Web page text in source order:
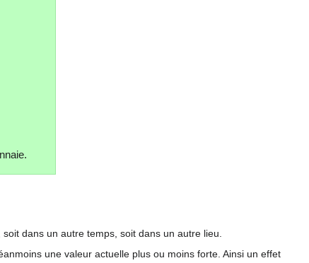
dans un autre temps, soit dans un autre lieu.
une valeur actuelle plus ou moins forte. Ainsi un effet